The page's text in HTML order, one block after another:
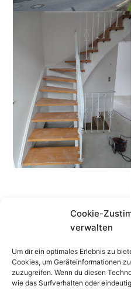
Cookie-
verwalten
Um dir ein optimales Erlebnis zu
Cookies, um Geräteinformationen
zuzugreifen. Wenn du diesen
wie das Surfverhalten oder